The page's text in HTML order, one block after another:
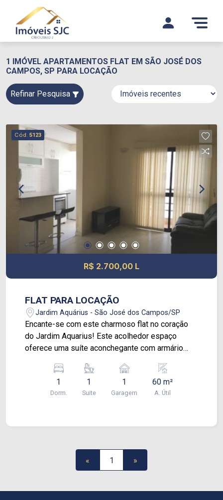
1 IMÓVEL APARTAMENTOS FLAT EM SÃO JOSÉ DOS
CAMPOS, SP PARA LOCAÇÃO
Refinar Pesquisa
Cód. 5123
R$ 2.700,00 L
FLAT PARA LOCAÇÃO
Jardim Aquárius - São José dos Campos/SP
Encante-se com este charmoso flat no coração
do Jardim Aquarius! Este acolhedor espaço
oferece uma suíte aconchegante com armário
conforto e praticidade. A sala ampla convida à
descontração, enquanto a cozinha completa
acrescenta funcionalidade ao seu dia-a-dia. Com
uma visita e descubra o seu novo lar!
1
Dorm.
1
Suite
1
Garagem
60 m²
A. Útil
« 1 »